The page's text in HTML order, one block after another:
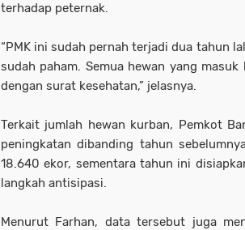
terhadap peternak.
“PMK ini sudah pernah terjadi dua tahun
sudah paham. Semua hewan yang
dengan surat kesehatan,” jelasnya.
Terkait jumlah hewan kurban, Pemkot
peningkatan dibanding tahun
18.640 ekor, sementara tahun ini
langkah antisipasi.
Menurut Farhan, data tersebut juga